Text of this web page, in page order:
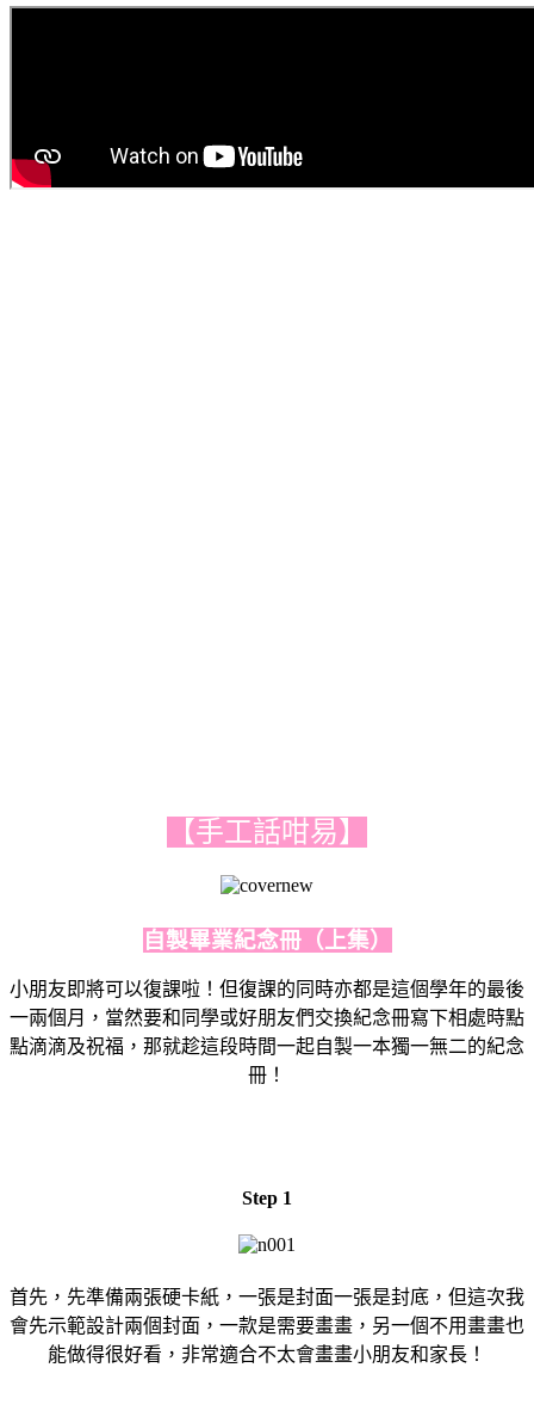
【手工話咁易】
自製畢業紀念冊（上集）
小朋友即將可以復課啦！但復課的同時亦都是這個學年的最後
一兩個月，當然要和同學或好朋友們交換紀念冊寫下相處時點
點滴滴及祝福，那就趁這段時間一起自製一本獨一無二的紀念
冊！
Step 1
首先，先準備兩張硬卡紙，一張是封面一張是封底，但這次我
會先示範設計兩個封面，一款是需要畫畫，另一個不用畫畫也
能做得很好看，非常適合不太會畫畫小朋友和家長！